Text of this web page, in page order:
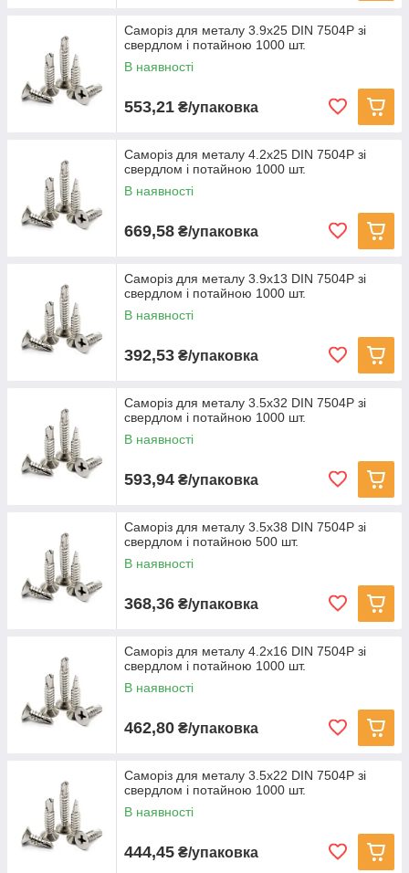
Саморіз для металу 3.9х25 DIN 7504P зі
свердлом і потайною 1000 шт.
В наявності
553,21 ₴/упаковка
Саморіз для металу 4.2х25 DIN 7504P зі
свердлом і потайною 1000 шт.
В наявності
669,58 ₴/упаковка
Саморіз для металу 3.9х13 DIN 7504P зі
свердлом і потайною 1000 шт.
В наявності
392,53 ₴/упаковка
Саморіз для металу 3.5х32 DIN 7504P зі
свердлом і потайною 1000 шт.
В наявності
593,94 ₴/упаковка
Саморіз для металу 3.5х38 DIN 7504P зі
свердлом і потайною 500 шт.
В наявності
368,36 ₴/упаковка
Саморіз для металу 4.2х16 DIN 7504P зі
свердлом і потайною 1000 шт.
В наявності
462,80 ₴/упаковка
Саморіз для металу 3.5х22 DIN 7504P зі
свердлом і потайною 1000 шт.
В наявності
444,45 ₴/упаковка